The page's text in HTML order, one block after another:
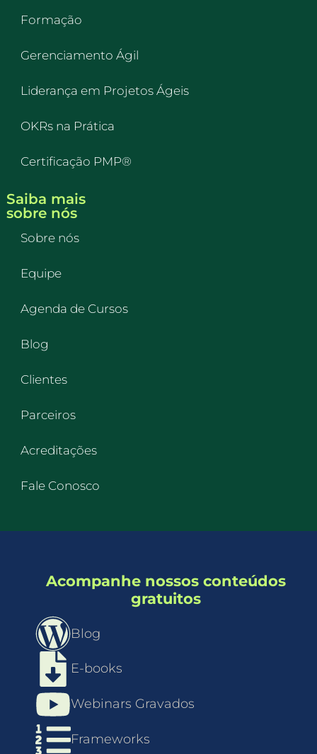
Formação
Gerenciamento Ágil
Liderança em Projetos Ágeis
OKRs na Prática
Certificação PMP®
Saiba mais
sobre nós
Sobre nós
Equipe
Agenda de Cursos
Blog
Clientes
Parceiros
Acreditações
Fale Conosco
Acompanhe nossos conteúdos
gratuitos
Blog
E-books
Webinars Gravados
Frameworks